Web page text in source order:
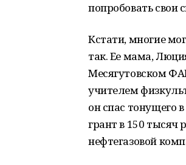
попробовать
Кстати, многие
так. Ее мама,
Месягутовском
учителем
он спас тонущего
грант в 150 тысяч
нефтегазовой